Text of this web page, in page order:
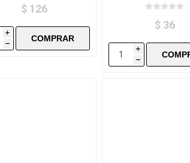
$ 126
i
h
$ 36
i
h